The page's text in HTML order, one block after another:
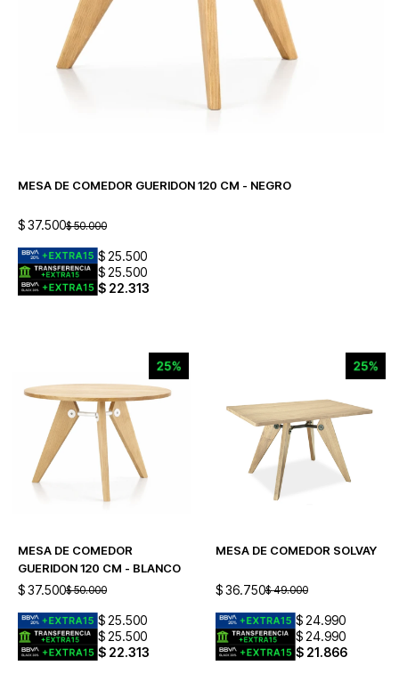
MESA DE COMEDOR GUERIDON 120 CM - NEGRO
$37.500$ 50.000
$ 25.500
$ 25.500
$ 22.313
MESA DE COMEDOR
GUERIDON 120 CM - BLANCO
$37.500$ 50.000
$ 25.500
$ 25.500
$ 22.313
MESA DE COMEDOR SOLVAY
$ 36.750$ 49.000
$ 24.990
$ 24.990
$ 21.866